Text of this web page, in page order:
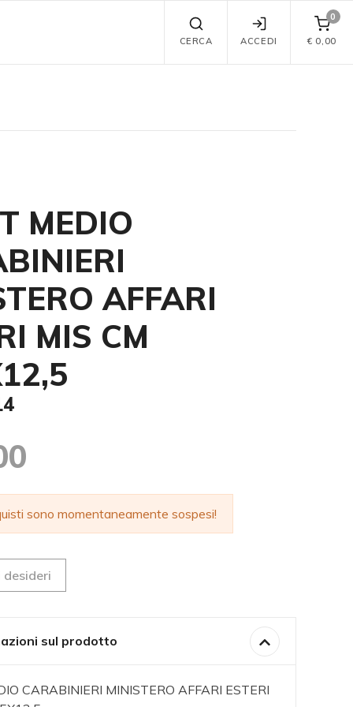
CERCA ACCEDI
0
€ 0,00
MEDIO
AFFARI
MIS CM
sono momentaneamente sospesi!
desideri
sul prodotto
CARABINIERI MINISTERO AFFARI ESTERI